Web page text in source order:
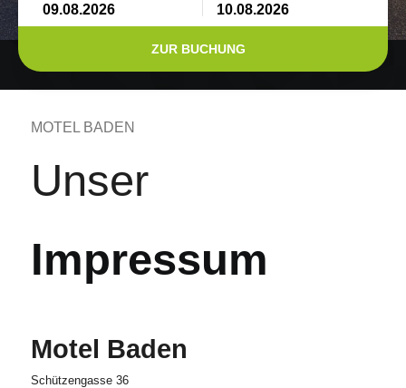
ZUR BUCHUNG
MOTEL BADEN
Unser
Impressum
Motel Baden
Schützengasse 36